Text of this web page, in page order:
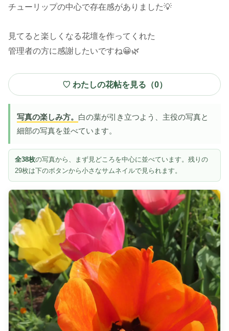
チューリップの中心で存在感がありました💡
見てると楽しくなる花壇を作ってくれた
管理者の方に感謝したいですね😀🌿
♡ わたしの花帖を見る（0）
写真の楽しみ方。 白の葉が引き立つよう、主役の写真と
細部の写真を並べています。
全38枚の写真から、まず見どころを中心に並べています。残りの
29枚は下のボタンから小さなサムネイルで見られます。